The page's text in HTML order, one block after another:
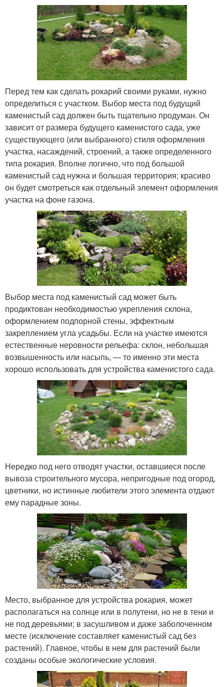
Перед тем как сделать рокарий своими руками, нужно
определиться с участком. Выбор места под будущий
каменистый сад должен быть тщательно продуман. Он
зависит от размера будущего каменистого сада, уже
существующего (или выбранного) стиля оформления
участка, насаждений, строений, а также определенного
типа рокария. Вполне логично, что под большой
каменистый сад нужна и большая территория; красиво
он будет смотреться как отдельный элемент оформления
участка на фоне газона.
Выбор места под каменистый сад может быть
продиктован необходимостью укрепления склона,
оформлением подпорной стены, эффектным
закреплением угла усадьбы. Если на участке имеются
естественные неровности рельефа: склон, небольшая
возвышенность или насыпь, — то именно эти места
хорошо использовать для устройства каменистого сада.
Нередко под него отводят участки, оставшиеся после
вывоза строительного мусора, непригодные под огород,
цветники, но истинные любители этого элемента отдают
ему парадные зоны.
Место, выбранное для устройства рокария, может
располагаться на солнце или в полутени, но не в тени и
не под деревьями; в засушливом и даже заболоченном
месте (исключение составляет каменистый сад без
растений). Главное, чтобы в нем для растений были
созданы особые экологические условия.